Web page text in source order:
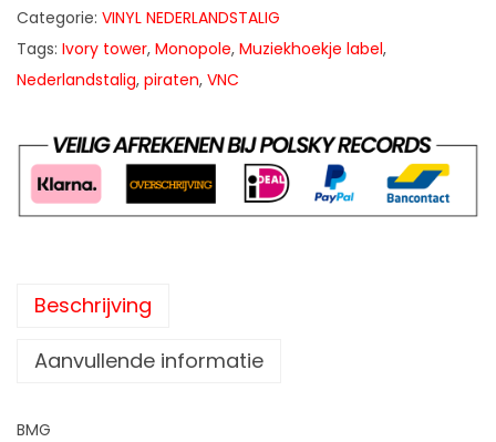
Categorie: VINYL NEDERLANDSTALIG
Tags: Ivory tower, Monopole, Muziekhoekje label,
Nederlandstalig, piraten, VNC
Beschrijving
Aanvullende informatie
BMG